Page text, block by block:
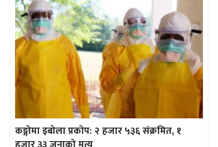
कङ्गोमा इबोला प्रकोप: २ हजार ५३६ संक्रमित, १